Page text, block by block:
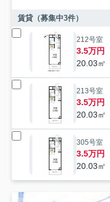
賃貸（募集中3件）
212号室
3.5万円
20.03㎡
213号室
3.5万円
20.03㎡
305号室
3.5万円
20.03㎡